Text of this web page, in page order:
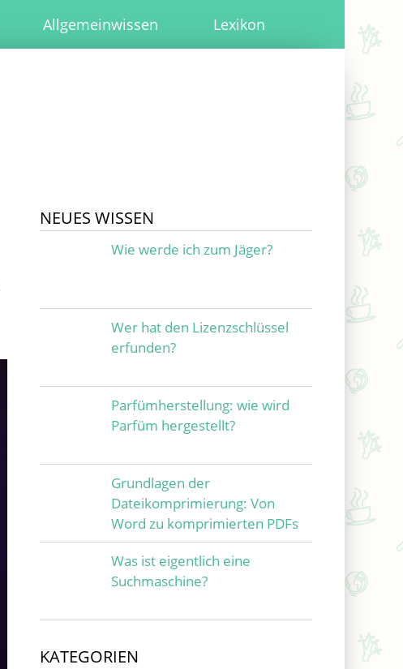
Allgemeinwissen Lexikon
NEUES WISSEN
Wie werde ich zum Jäger?
Wer hat den Lizenzschlüssel
erfunden?
Parfümherstellung: wie wird
Parfüm hergestellt?
Grundlagen der
Dateikomprimierung: Von
Word zu komprimierten PDFs
Was ist eigentlich eine
Suchmaschine?
KATEGORIEN